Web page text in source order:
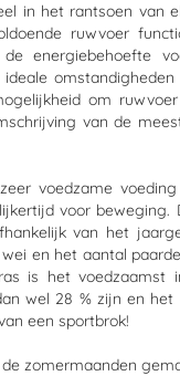
in het rantsoen van
ruwvoer
energiebehoefte
om
van de
voedzame
voor beweging.
van het
en het aantal
is het voedzaamst
wel 28 % zijn en het
een sportbrok!
zomermaanden